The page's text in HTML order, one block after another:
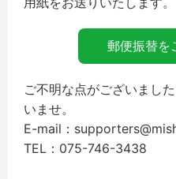
郵便振替を
ご不明な点がございまし
いませ。
E-mail：
TEL：075-746-3438